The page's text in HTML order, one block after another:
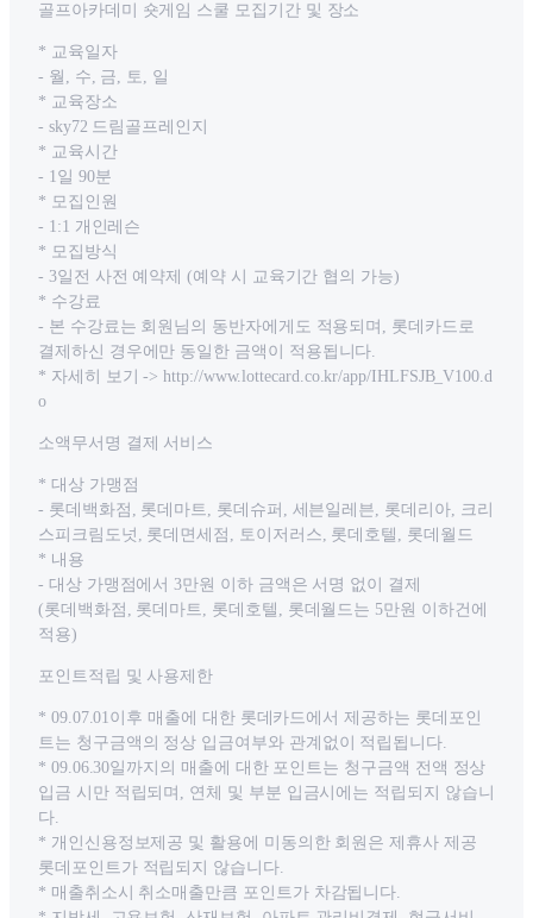
골프아카데미 숏게임 스쿨 모집기간 및 장소
* 교육일자
- 월, 수, 금, 토, 일
* 교육장소
- sky72 드림골프레인지
* 교육시간
- 1일 90분
* 모집인원
- 1:1 개인레슨
* 모집방식
- 3일전 사전 예약제 (예약 시 교육기간 협의 가능)
* 수강료
- 본 수강료는 회원님의 동반자에게도 적용되며, 롯데카드로
결제하신 경우에만 동일한 금액이 적용됩니다.
* 자세히 보기 -> http://www.lottecard.co.kr/app/IHLFSJB_V100.d
o
소액무서명 결제 서비스
* 대상 가맹점
- 롯데백화점, 롯데마트, 롯데슈퍼, 세븐일레븐, 롯데리아, 크리
스피크림도넛, 롯데면세점, 토이저러스, 롯데호텔, 롯데월드
* 내용
- 대상 가맹점에서 3만원 이하 금액은 서명 없이 결제
(롯데백화점, 롯데마트, 롯데호텔, 롯데월드는 5만원 이하건에
적용)
포인트적립 및 사용제한
* 09.07.01이후 매출에 대한 롯데카드에서 제공하는 롯데포인
트는 청구금액의 정상 입금여부와 관계없이 적립됩니다.
* 09.06.30일까지의 매출에 대한 포인트는 청구금액 전액 정상
입금 시만 적립되며, 연체 및 부분 입금시에는 적립되지 않습니
다.
* 개인신용정보제공 및 활용에 미동의한 회원은 제휴사 제공
롯데포인트가 적립되지 않습니다.
* 매출취소시 취소매출만큼 포인트가 차감됩니다.